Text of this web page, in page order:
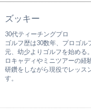
ズッキー
30代ティーチングプロ
ゴルフ歴は30数年、プロゴル
元、幼少よりゴルフを始める
ロキャディやミニツアーの経
研鑽をしながら現役でレッス
す。